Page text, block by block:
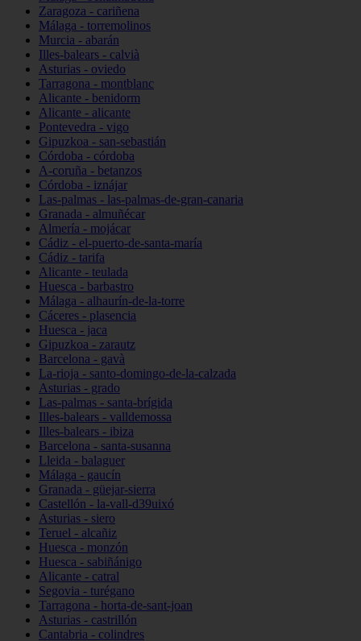
Zaragoza - cariñena
Málaga - torremolinos
Murcia - abarán
Illes-balears - calvià
Asturias - oviedo
Tarragona - montblanc
Alicante - benidorm
Alicante - alicante
Pontevedra - vigo
Gipuzkoa - san-sebastián
Córdoba - córdoba
A-coruña - betanzos
Córdoba - iznájar
Las-palmas - las-palmas-de-gran-canaria
Granada - almuñécar
Almería - mojácar
Cádiz - el-puerto-de-santa-maría
Cádiz - tarifa
Alicante - teulada
Huesca - barbastro
Málaga - alhaurín-de-la-torre
Cáceres - plasencia
Huesca - jaca
Gipuzkoa - zarautz
Barcelona - gavà
La-rioja - santo-domingo-de-la-calzada
Asturias - grado
Las-palmas - santa-brígida
Illes-balears - valldemossa
Illes-balears - ibiza
Barcelona - santa-susanna
Lleida - balaguer
Málaga - gaucín
Granada - güejar-sierra
Castellón - la-vall-d39uixó
Asturias - siero
Teruel - alcañiz
Huesca - monzón
Huesca - sabiñánigo
Alicante - catral
Segovia - turégano
Tarragona - horta-de-sant-joan
Asturias - castrillón
Cantabria - colindres